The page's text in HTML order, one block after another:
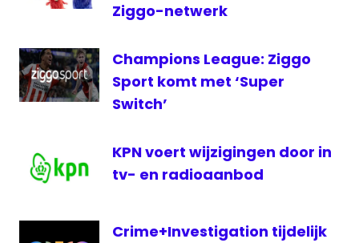
uitzendlicentie
Ziggo-netwerk
Champions League: Ziggo
Sport komt met ‘Super
Switch’
KPN voert wijzigingen door in
tv- en radioaanbod
Crime+Investigation tijdelijk